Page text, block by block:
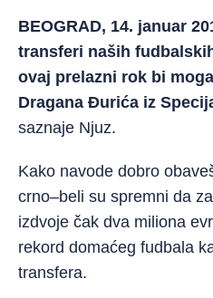
BEOGRAD, 14. januar
transferi naših
ovaj prelazni rok bi
Dragana Đurića iz
saznaje Njuz.
Kako navode dobro
crno–beli su spremni da
izdvoje čak dva miliona
rekord domaćeg fudbala
transfera.